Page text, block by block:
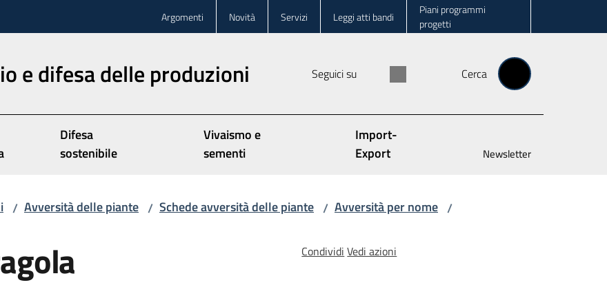
Argomenti Novità Servizi Leggi atti bandi
Piani programmi
progetti
e difesa delle produzioni Seguici su Cerca
Difesa
sostenibile
Vivaismo e
sementi
Import-
Export
Newsletter
/ Avversità delle piante / Schede avversità delle piante / Avversità per nome /
Condividi Vedi azioni